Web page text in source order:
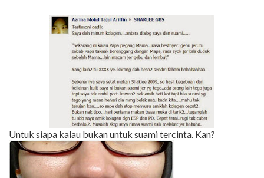
Untuk siapa kalau bukan untuk suami tercinta. Kan?